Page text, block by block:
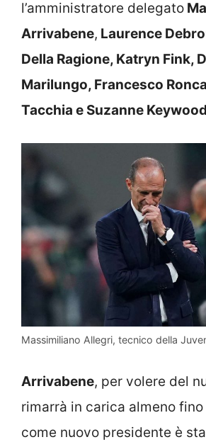
l’amministratore delegato
Arrivabene, Laurence
Della Ragione, Katryn Fink,
Marilungo, Francesco
Tacchia e Suzanne
Massimiliano Allegri, tecnico della
Arrivabene, per volere del
rimarrà in carica almeno fino
come nuovo presidente è